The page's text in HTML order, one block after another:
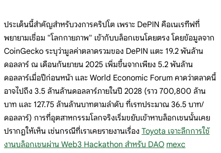
ประเด็นนี้สำคัญสำหรับวงการคริปโต เพราะ DePIN คือเนเรทีฟที่
พยายามเชื่อม "โลกกายภาพ" เข้ากับบล็อกเชนโดยตรง โดยข้อมูลจาก
CoinGecko ระบุว่ามูลค่าตลาดรวมของ DePIN แตะ 19.2 พันล้าน
ดอลลาร์ ณ เดือนกันยายน 2025 เพิ่มขึ้นจากเพียง 5.2 พันล้าน
ดอลลาร์เมื่อปีก่อนหน้า และ World Economic Forum คาดว่าตลาดนี้
อาจไปถึง 3.5 ล้านล้านดอลลาร์ภายในปี 2028 (ราว 700,800 ล้าน
บาท และ 127.75 ล้านล้านบาทตามลำดับ ที่เรทประมาณ 36.5 บาท/
ดอลลาร์) การที่อุตสาหกรรมโลกจริงเริ่มขยับเข้าหาบล็อกเชนนั้นเคย
ปรากฏให้เห็น เช่นกรณีที่เราเคยรายงานเรื่อง Toyota เจาะลึกการใช้
งานบล็อกเชนผ่าน Web3 Hackathon สำหรับ DAO mexc